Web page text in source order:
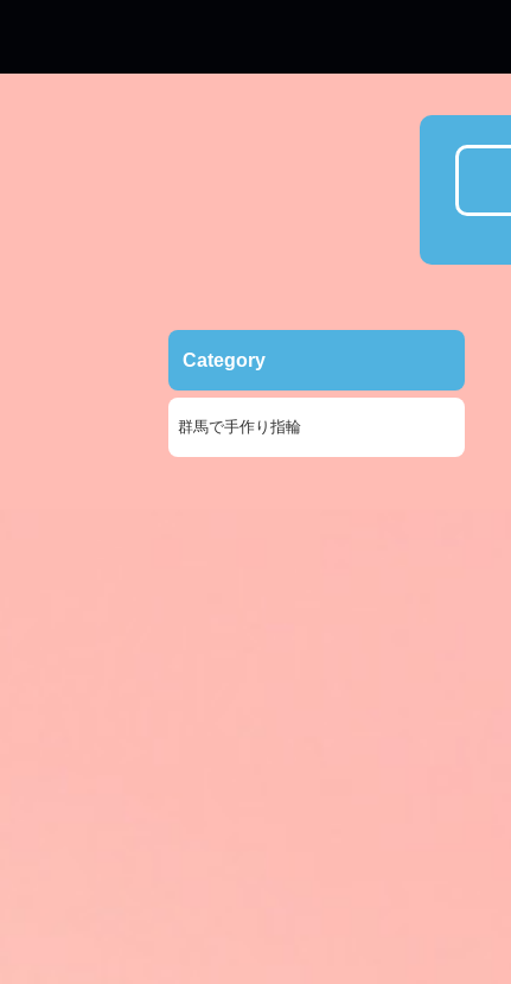
Category
群馬で手作り指輪